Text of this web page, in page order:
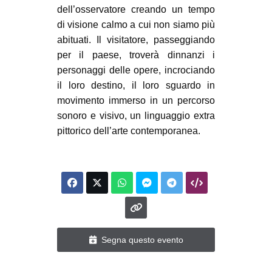
dell’osservatore creando un tempo
di visione calmo a cui non siamo più
abituati. Il visitatore, passeggiando
per il paese, troverà dinnanzi i
personaggi delle opere, incrociando
il loro destino, il loro sguardo in
movimento immerso in un percorso
sonoro e visivo, un linguaggio extra
pittorico dell’arte contemporanea.
Segna questo evento